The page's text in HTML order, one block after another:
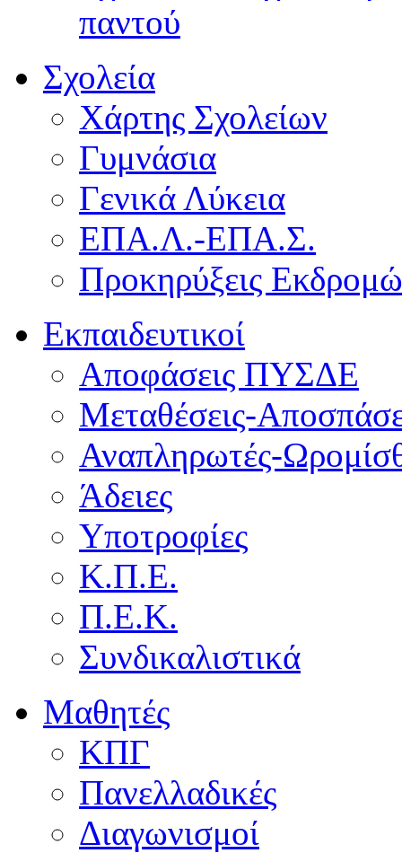
παντού
Σχολεία
Χάρτης Σχολείων
Γυμνάσια
Γενικά Λύκεια
ΕΠΑ.Λ.-ΕΠΑ.Σ.
Προκηρύξεις
Εκπαιδευτικοί
Αποφάσεις ΠΥΣΔΕ
Μεταθέσεις-
Αναπληρωτές-
Άδειες
Υποτροφίες
Κ.Π.Ε.
Π.Ε.Κ.
Συνδικαλιστικά
Μαθητές
ΚΠΓ
Πανελλαδικές
Διαγωνισμοί